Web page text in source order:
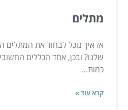
מתלים
אז איך נוכל לבחור את המתלים
שלנו? ובכן, אחד הכללים
כמות...
קרא עוד »